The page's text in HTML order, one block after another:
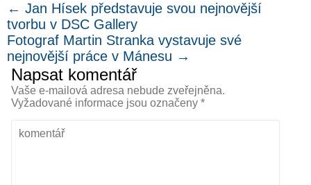
← Jan Hísek představuje svou nejnovější
tvorbu v DSC Gallery
Fotograf Martin Stranka vystavuje své
nejnovější práce v Mánesu →
Napsat komentář
Vaše e-mailová adresa nebude zveřejněna.
Vyžadované informace jsou označeny *